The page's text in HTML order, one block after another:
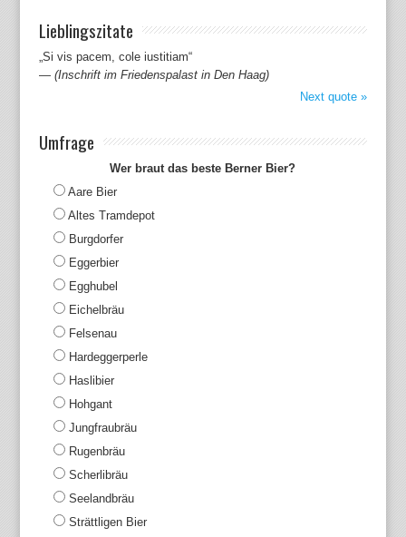
Lieblingszitate
„Si vis pacem, cole iustitiam“
— (Inschrift im Friedenspalast in Den Haag)
Next quote »
Umfrage
Wer braut das beste Berner Bier?
Aare Bier
Altes Tramdepot
Burgdorfer
Eggerbier
Egghubel
Eichelbräu
Felsenau
Hardeggerperle
Haslibier
Hohgant
Jungfraubräu
Rugenbräu
Scherlibräu
Seelandbräu
Strättligen Bier